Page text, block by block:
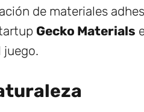
de materiales
Gecko Materials
juego.